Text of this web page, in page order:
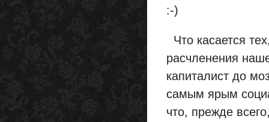
:-)
Что касается
расчленения
капиталист до
самым ярым
что, прежде